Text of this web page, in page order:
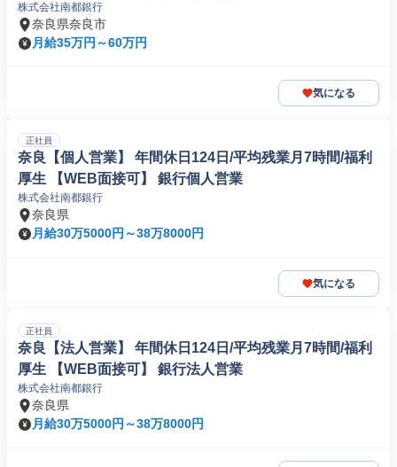
株式会社南都銀行
奈良県奈良市
月給35万円～60万円
気になる
正社員
奈良【個人営業】 年間休日124日/平均残業月7時間/福利
厚生 【WEB面接可】 銀行個人営業
株式会社南都銀行
奈良県
月給30万5000円～38万8000円
気になる
正社員
奈良【法人営業】 年間休日124日/平均残業月7時間/福利
厚生 【WEB面接可】 銀行法人営業
株式会社南都銀行
奈良県
月給30万5000円～38万8000円